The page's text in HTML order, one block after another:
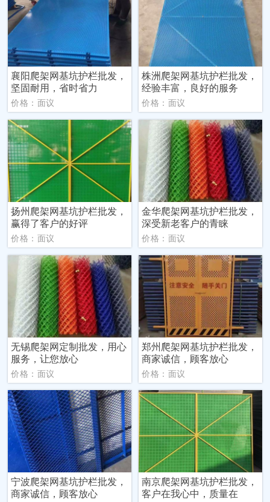
襄阳爬架网基坑护栏批发，
坚固耐用，省时省力
价格：面议
株洲爬架网基坑护栏批发，
经验丰富，良好的服务
价格：面议
扬州爬架网基坑护栏批发，
赢得了客户的好评
价格：面议
金华爬架网基坑护栏批发，
深受新老客户的青睐
价格：面议
无锡爬架网定制批发，用心
服务，让您放心
价格：面议
郑州爬架网基坑护栏批发，
商家诚信，顾客放心
价格：面议
宁波爬架网基坑护栏批发，
商家诚信，顾客放心
南京爬架网基坑护栏批发，
客户在我心中，质量在